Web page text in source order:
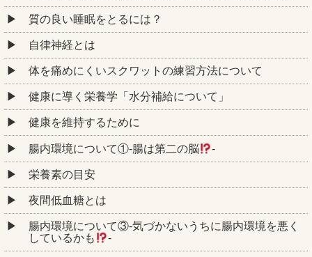
質の良い睡眠をとるには？
自律神経とは
体を痛めにくいスクワットの練習方法について
健康に導く栄養学「水分補給について」
健康を維持するために
腸内環境について①‐腸は第二の脳 ‐
栄養素の目安
夜間低血糖とは
腸内環境について③‐気づかないうちに腸内環境を悪く
しているかも
‐